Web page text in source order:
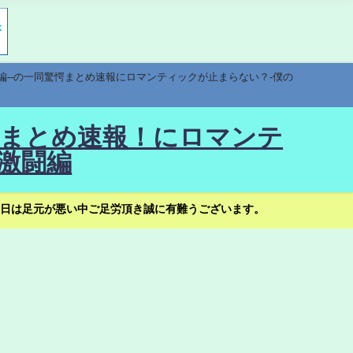
の一同驚愕まとめ速報にロマンティックが止まらない？-僕の
とめ速報！にロマンテ
闘編
足元が悪い中ご足労頂き誠に有難うございます。